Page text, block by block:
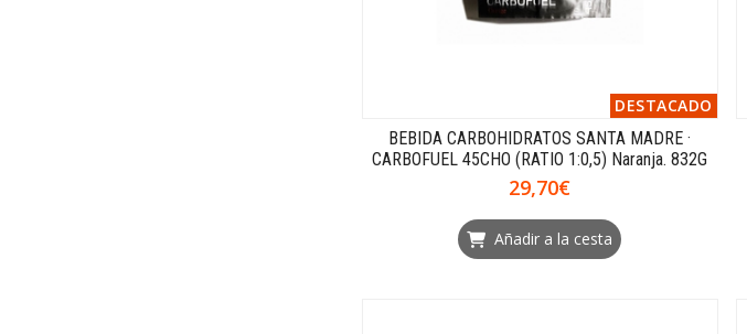
DESTACADO
BEBIDA CARBOHIDRATOS SANTA MADRE ·
CARBOFUEL 45CHO (RATIO 1:0,5) Naranja. 832G
29,70€
Añadir a la cesta